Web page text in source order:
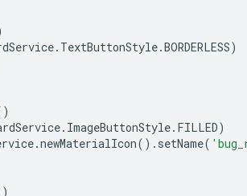
. TextButtonStyle.BORDERLESS)
. ImageButtonStyle. FILLED)
.newMaterialIcon(). setName(